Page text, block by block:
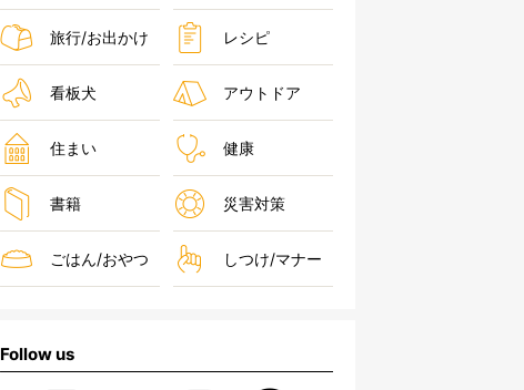
旅行/お出かけ レシピ
看板犬 アウトドア
住まい 健康
書籍 災害対策
ごはん/おやつ しつけ/マナー
Follow us